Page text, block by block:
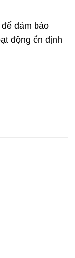
đảm bảo
động ổn định